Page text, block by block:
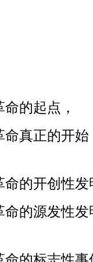
的起点，
真正的开始
的开创性发
的源发性发